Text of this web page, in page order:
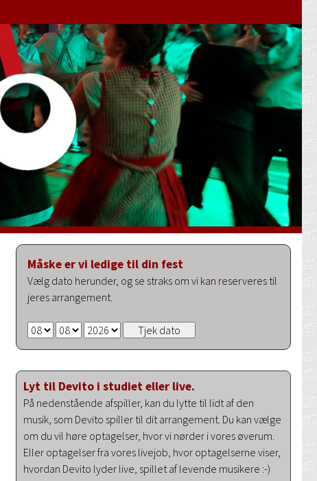
Måske er vi ledige til din fest
Vælg dato herunder, og se straks om vi kan reserveres til
jeres arrangement.
Lyt til Devito i studiet eller live.
På nedenstående afspiller, kan du lytte til lidt af den
musik, som Devito spiller til dit arrangement. Du kan vælge
om du vil høre optagelser, hvor vi nørder i vores øverum.
Eller optagelser fra vores livejob, hvor optagelserne viser,
hvordan Devito lyder live, spillet af levende musikere :-)